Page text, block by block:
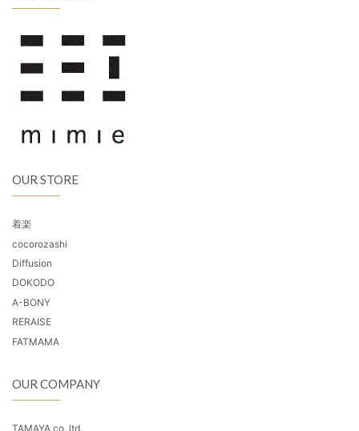
OUR STORE
着楽
cocorozashi
Diffusion
DOKODO
A-BONY
RERAISE
FATMAMA
OUR COMPANY
TAMAYA co.,ltd.